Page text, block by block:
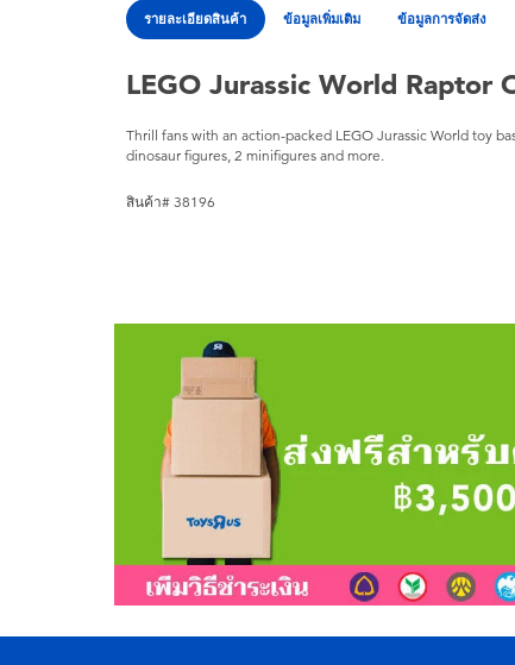
รายละเอียดสินค้า ข้อมูลเพิ่มเติม ข้อมูลการจัดส่ง
LEGO Jurassic World Raptor
Thrill fans with an action-packed LEGO Jurassic World toy
dinosaur figures, 2 minifigures and more.
สินค้า# 38196